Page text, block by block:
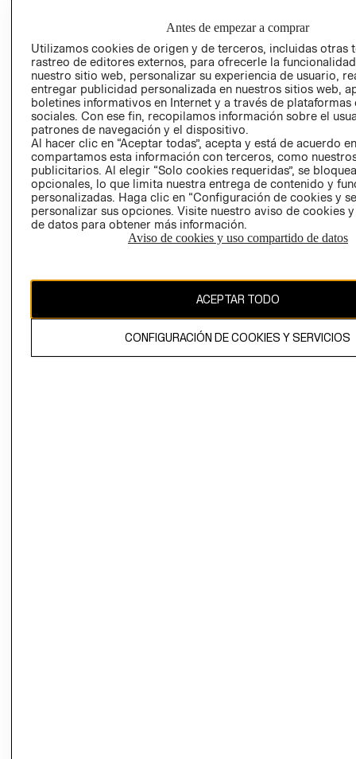
RELACIÓN CON
INVERSIONISTAS
POLÍTICA
EMPRESARIAL
TIENDAS
- RETIRO EN
TIENDA
TÉRMINOS Y
CONDICIONES
AVISO DE
PRIVACIDAD
GIFT CARD
AVISO DE
COOKIES
CAMBIAR REGIÓN
Antes de empezar a comprar
Utilizamos cookies de origen y de terceros, incluidas otras
rastreo de editores externos, para ofrecerle la
nuestro sitio web, personalizar su experiencia de usuario,
entregar publicidad personalizada en nuestros sitios web,
boletines informativos en Internet y a través de plataformas
sociales. Con ese fin, recopilamos información sobre el
patrones de navegación y el dispositivo.
Al hacer clic en “Aceptar todas”, acepta y está de acuerdo
compartamos esta información con terceros, como
publicitarios. Al elegir “Solo cookies requeridas”, se
opcionales, lo que limita nuestra entrega de contenido y
personalizadas. Haga clic en “Configuración de cookies y
personalizar sus opciones. Visite nuestro aviso de cookies
de datos para obtener más información.
Aviso de cookies y uso compartido de datos
ACEPTAR TODO
CONFIGURACIÓN DE COOKIES Y SERVICIOS